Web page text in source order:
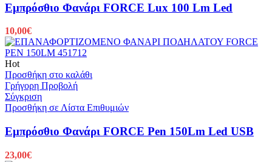
Εμπρόσθιο Φανάρι FORCE Lux 100 Lm Led
10,00€
Hot
Προσθήκη στο καλάθι
Γρήγορη Προβολή
Σύγκριση
Προσθήκη σε Λίστα Επιθυμιών
Εμπρόσθιο Φανάρι FORCE Pen 150Lm Led USB
23,00€